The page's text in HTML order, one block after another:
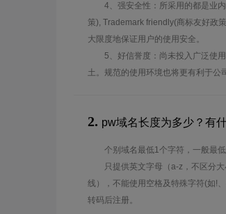
4、强安全性：所采用的都是业
策), Trademark friendly(商标友好政
大限度地保证用户的使用安全。
5、好信誉度：尚未投入广泛使
土。规范的使用环境也将更有利于公
2. pw域名长度为多少？有
个别域名最低1个字符，一般最
只提供英文字母（a-z，不区分
线），不能使用空格及特殊字符(如!
转码后注册。